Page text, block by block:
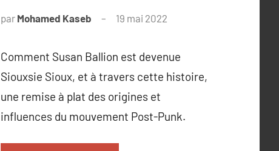
par Mohamed Kaseb 19 mai 2022
Comment Susan Ballion est devenue
Siouxsie Sioux, et à travers cette histoire,
une remise à plat des origines et
influences du mouvement Post-Punk.